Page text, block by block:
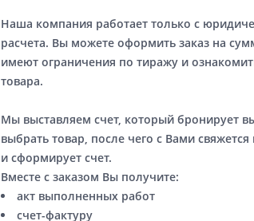
Наша компания работает только с
расчета. Вы можете оформить заказ на
имеют ограничения по тиражу и
товара.
Мы выставляем счет, который
выбрать товар, после чего с Вами
и сформирует счет.
Вместе с заказом Вы получите:
акт выполненных работ
счет-фактуру